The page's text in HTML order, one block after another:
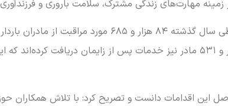
مادر پرخطر تحت مراقبت‌های ویژه قرار گرفته‌اند. همچنین ۵۴ هزار و ۵۳۱ مادر نیز
این اقدامات دانست و تصریح کرد: با تلاش همکاران